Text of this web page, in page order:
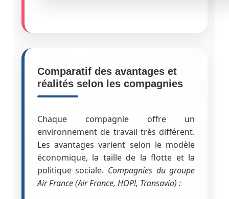
Comparatif des avantages et
réalités selon les compagnies
Chaque compagnie offre un
environnement de travail très différent.
Les avantages varient selon le modèle
économique, la taille de la flotte et la
politique sociale. Compagnies du groupe
Air France (Air France, HOP!, Transavia) :